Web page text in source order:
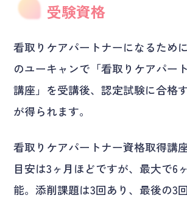
受験資格
看取りケアパートナーになるため
のユーキャンで「看取りケアパー
講座」を受講後、認定試験に合格
が得られます。
看取りケアパートナー資格取得講
目安は3ヶ月ほどですが、最大で6
能。添削課題は3回あり、最後の3